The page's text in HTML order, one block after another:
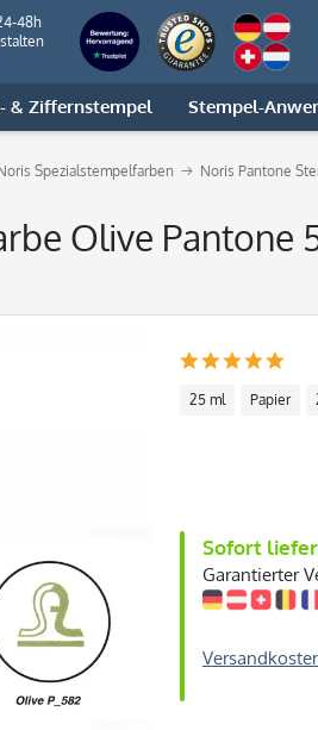
48h
& Ziffernstempel Stempel-
Spezialstempelfarben Noris Pantone
Olive Pantone
25 ml Papier
Sofort
Garantierter